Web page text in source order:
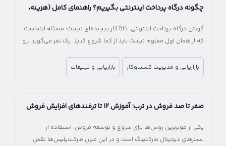
چگونه درگاه پرداخت اینترنتی بگیریم؟ راهنمای کامل (هزینه،
گرفتن درگاه پرداخت اینترنتی، ذاتاً کار پیچیده‌ای نیست؛ مسئله اینجاست
که از همان اول معلوم نیست باید از کجا شروع کنید. یک نفر می‌گوید برو
اول اینماد بگیر، یکی می‌گوید اصلاً لازم نیست. آخرش هم می‌مانید بین
چند راه، بدون اینکه بدانید کدام انتخاب درست‌تری است.
بازاریابی و مدیریت کسب‌وکار بازاریابی و تبلیغات
صفر تا صد فروش در ترب؛ آموزش ۱۲ تا ترفندهای افزایش فروش
یکی از موثرترین روش‌ها برای شروع و توسعه فروش، استفاده از
بسترهای دیجیتال مارکتینگ است و در این میان مارکت‌پلیس‌ها نقش